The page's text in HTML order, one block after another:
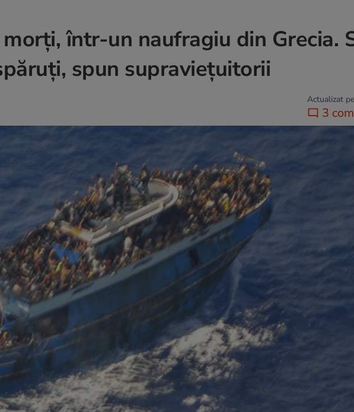
într-un naufragiu din Grecia.
spun supraviețuitorii
Actualizat
3